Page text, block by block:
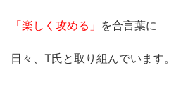
「楽しく攻める」 を合言葉に
日々、T氏と取り組んでいます。